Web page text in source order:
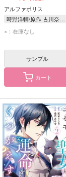
うよくある話 9
アルファポリス
時野洋輔/原作 古川奈春/漫画 ゾウノセ/キャラクター原案
×：在庫なし
サンプル
カート